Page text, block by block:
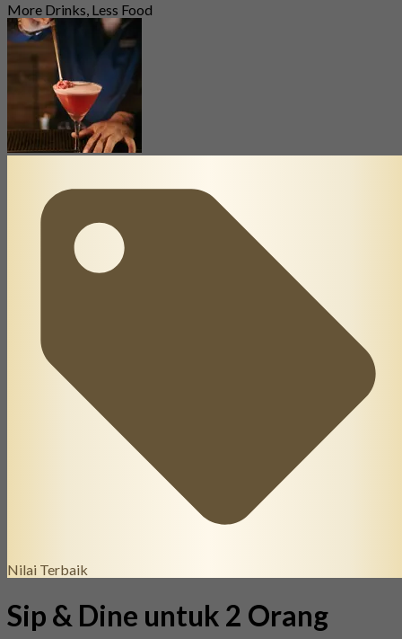
More Drinks, Less Food
Nilai Terbaik
Sip & Dine untuk 2 Orang